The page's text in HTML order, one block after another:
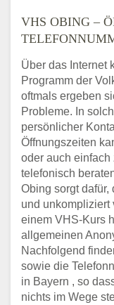
VHS OBING –
Über das Internet
Programm der
oftmals ergeben
Probleme. In
persönlicher
Öffnungszeiten
oder auch einfach
telefonisch
Obing sorgt dafür,
und unkompliziert
einem VHS-Kurs
allgemeinen
Nachfolgend
sowie die
in Bayern , so
nichts im Wege